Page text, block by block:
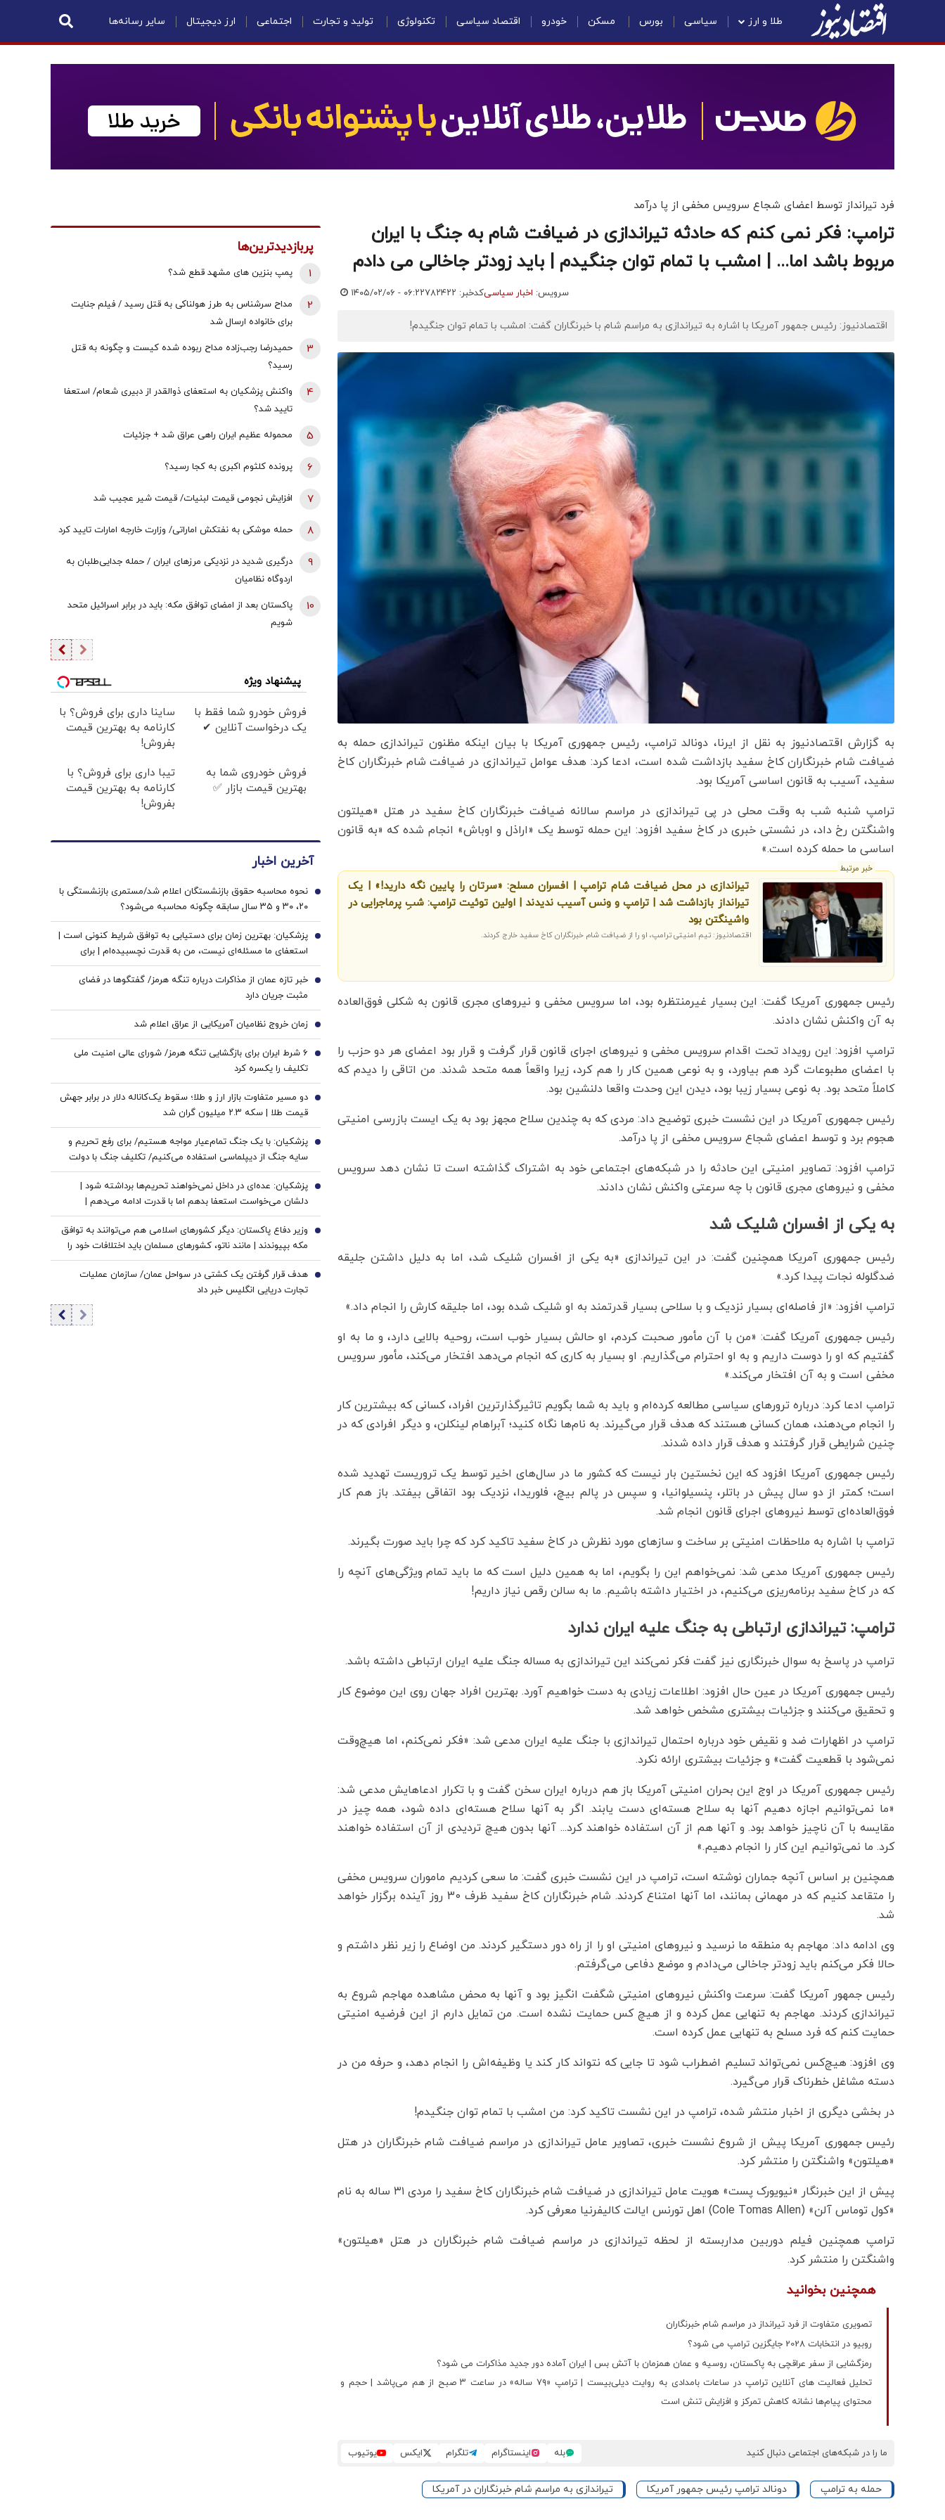
طلا و ارز سیاسی بورس مسکن خودرو اقتصاد سیاسی تکنولوژی تولید و تجارت اجتماعی ارز دیجیتال سایر رسانه‌ها
فرد تیرانداز توسط اعضای شجاع سرویس مخفی از پا درآمد
ترامپ: فکر نمی کنم که حادثه تیراندازی در ضیافت شام به جنگ با ایران
مربوط باشد اما... | امشب با تمام توان جنگیدم | باید زودتر جاخالی می‌ دادم
سرویس: اخبار سیاسیکدخبر: ۷۸۲۴۲۲ ۱۴۰۵/۰۲/۰۶ - ۰۶:۲۲
اقتصادنیوز: رئیس جمهور آمریکا با اشاره به تیراندازی به مراسم شام با خبرنگاران گفت: امشب با تمام توان جنگیدم!
به گزارش اقتصادنیوز به نقل از ایرنا، دونالد ترامپ، رئیس جمهوری آمریکا با بیان اینکه مظنون تیراندازی حمله به
ضیافت شام خبرنگاران کاخ سفید بازداشت شده است، ادعا کرد: هدف عوامل تیراندازی در ضیافت شام خبرنگاران کاخ
سفید، آسیب به قانون اساسی آمریکا بود.
ترامپ شنبه شب به وقت محلی در پی تیراندازی در مراسم سالانه ضیافت خبرنگاران کاخ سفید در هتل «هیلتون
واشنگتن رخ داد، در نشستی خبری در کاخ سفید افزود: این حمله توسط یک «اراذل و اوباش» انجام شده که «به قانون
اساسی ما حمله کرده است.»
خبر مرتبط
تیراندازی در محل ضیافت شام ترامپ | افسران مسلح: «سرتان را پایین نگه دارید!» | یک
تیرانداز بازداشت شد | ترامپ و ونس آسیب ندیدند | اولین توئیت ترامپ: شبِ پرماجرایی در
واشینگتن بود
اقتصادنیوز: تیم امنیتی ترامپ، او را از ضیافت شام خبرنگاران کاخ سفید خارج کردند.
رئیس جمهوری آمریکا گفت: این بسیار غیرمنتظره بود، اما سرویس مخفی و نیروهای مجری قانون به شکلی فوق‌العاده
به آن واکنش نشان دادند.
ترامپ افزود: این رویداد تحت اقدام سرویس مخفی و نیروهای اجرای قانون قرار گرفت و قرار بود اعضای هر دو حزب را
با اعضای مطبوعات گرد هم بیاورد، و به نوعی همین کار را هم کرد، زیرا واقعاً همه متحد شدند. من اتاقی را دیدم که
کاملاً متحد بود. به نوعی بسیار زیبا بود، دیدن این وحدت واقعا دلنشین بود.
رئیس جمهوری آمریکا در این نشست خبری توضیح داد: مردی که به چندین سلاح مجهز بود به یک ایست بازرسی امنیتی
هجوم برد و توسط اعضای شجاع سرویس مخفی از پا درآمد.
ترامپ افزود: تصاویر امنیتی این حادثه را در شبکه‌های اجتماعی خود به اشتراک گذاشته است تا نشان دهد سرویس
مخفی و نیروهای مجری قانون با چه سرعتی واکنش نشان دادند.
به یکی از افسران شلیک شد
رئیس جمهوری آمریکا همچنین گفت: در این تیراندازی «به یکی از افسران شلیک شد، اما به دلیل داشتن جلیقه
ضدگلوله نجات پیدا کرد.»
ترامپ افزود: «از فاصله‌ای بسیار نزدیک و با سلاحی بسیار قدرتمند به او شلیک شده بود، اما جلیقه کارش را انجام داد.»
رئیس جمهوری آمریکا گفت: «من با آن مأمور صحبت کردم، او حالش بسیار خوب است، روحیه بالایی دارد، و ما به او
گفتیم که او را دوست داریم و به او احترام می‌گذاریم. او بسیار به کاری که انجام می‌دهد افتخار می‌کند، مأمور سرویس
مخفی است و به آن افتخار می‌کند.»
ترامپ ادعا کرد: درباره ترورهای سیاسی مطالعه کرده‌ام و باید به شما بگویم تاثیرگذارترین افراد، کسانی که بیشترین کار
را انجام می‌دهند، همان‌ کسانی هستند که هدف قرار می‌گیرند. به نام‌ها نگاه کنید؛ آبراهام لینکلن، و دیگر افرادی که در
چنین شرایطی قرار گرفتند و هدف قرار داده شدند.
رئیس جمهوری آمریکا افزود که این نخستین بار نیست که کشور ما در سال‌های اخیر توسط یک تروریست تهدید شده
است؛ کمتر از دو سال پیش در باتلر، پنسیلوانیا، و سپس در پالم بیچ، فلوریدا، نزدیک بود اتفاقی بیفتد. باز هم کار
فوق‌العاده‌ای توسط نیروهای اجرای قانون انجام شد.
ترامپ با اشاره به ملاحظات امنیتی بر ساخت و سازهای مورد نظرش در کاخ سفید تاکید کرد که چرا باید صورت بگیرند.
رئیس جمهوری آمریکا مدعی شد: نمی‌خواهم این را بگویم، اما به همین دلیل است که ما باید تمام ویژگی‌های آنچه را
که در کاخ سفید برنامه‌ریزی می‌کنیم، در اختیار داشته باشیم. ما به سالن رقص نیاز داریم!
ترامپ: تیراندازی ارتباطی به جنگ علیه ایران ندارد
ترامپ در پاسخ به سوال خبرنگاری نیز گفت فکر نمی‌کند این تیراندازی به مساله جنگ علیه ایران ارتباطی داشته باشد.
رئیس جمهوری آمریکا در عین حال افزود: اطلاعات زیادی به دست خواهیم آورد. بهترین افراد جهان روی این موضوع کار
و تحقیق می‌کنند و جزئیات بیشتری مشخص خواهد شد.
ترامپ در اظهارات ضد و نقیض خود درباره احتمال تیراندازی با جنگ علیه ایران مدعی شد: «فکر نمی‌کنم، اما هیچ‌وقت
نمی‌شود با قطعیت گفت» و جزئیات بیشتری ارائه نکرد.
رئیس جمهوری آمریکا در اوج این بحران امنیتی آمریکا باز هم درباره ایران سخن گفت و با تکرار ادعاهایش مدعی شد:
«ما نمی‌توانیم اجازه دهیم آنها به سلاح هسته‌ای دست یابند. اگر به آنها سلاح هسته‌ای داده شود، همه چیز در
مقایسه با آن ناچیز خواهد بود. و آنها هم از آن استفاده خواهند کرد... آنها بدون هیچ تردیدی از آن استفاده خواهند
کرد. ما نمی‌توانیم این کار را انجام دهیم.»
همچنین بر اساس آنچه جماران نوشته است، ترامپ در این نشست خبری گفت: ما سعی کردیم ماموران سرویس مخفی
را متقاعد کنیم که در مهمانی بمانند، اما آنها امتناع کردند. شام خبرنگاران کاخ سفید ظرف 30 روز آینده برگزار خواهد
شد.
وی ادامه داد: مهاجم به منطقه ما نرسید و نیروهای امنیتی او را از راه دور دستگیر کردند. من اوضاع را زیر نظر داشتم و
حالا فکر می‌کنم باید زودتر جاخالی می‌دادم و موضع دفاعی می‌گرفتم.
رئیس جمهور آمریکا گفت: سرعت واکنش نیروهای امنیتی شگفت انگیز بود و آنها به محض مشاهده مهاجم شروع به
تیراندازی کردند. مهاجم به تنهایی عمل کرده و از هیچ کس حمایت نشده است. من تمایل دارم از این فرضیه امنیتی
حمایت کنم که فرد مسلح به تنهایی عمل کرده است.
وی افزود: هیچ‌کس نمی‌تواند تسلیم اضطراب شود تا جایی که نتواند کار کند یا وظیفه‌اش را انجام دهد، و حرفه من در
دسته مشاغل خطرناک قرار می‌گیرد.
در بخشی دیگری از اخبار منتشر شده، ترامپ در این نشست تاکید کرد: من امشب با تمام توان جنگیدم!
رئیس جمهوری آمریکا پیش از شروع نشست خبری، تصاویر عامل تیراندازی در مراسم ضیافت شام خبرنگاران در هتل
«هیلتون» واشنگتن را منتشر کرد.
پیش از این خبرنگار «نیویورک پست» هویت عامل تیراندازی در ضیافت شام خبرنگاران کاخ سفید را مردی ۳۱ ساله به نام
«کول توماس آلن» (Cole Tomas Allen) اهل تورنس ایالت کالیفرنیا معرفی کرد.
ترامپ همچنین فیلم دوربین مداربسته از لحظه تیراندازی در مراسم ضیافت شام خبرنگاران در هتل «هیلتون»
واشنگتن را منتشر کرد.
همچنین بخوانید
تصویری متفاوت از فرد تیرانداز در مراسم شام خبرنگاران
روبیو در انتخابات 2028 جایگزین ترامپ می شود؟
رمزگشایی از سفر عراقچی به پاکستان، روسیه و عمان همزمان با آتش بس | ایران آماده دور جدید مذاکرات می شود؟
تحلیل فعالیت های آنلاین ترامپ در ساعات بامدادی به روایت دیلی‌بیست | ترامپ «۷۹ ساله» در ساعت ۳ صبح از هم می‌پاشد | حجم و
محتوای پیام‌ها نشانه کاهش تمرکز و افزایش تنش است
ما را در شبکه‌های اجتماعی دنبال کنید بله اینستاگرام تلگرام ایکس یوتیوب
حمله به ترامپ دونالد ترامپ رئیس جمهور آمریکا تیراندازی به مراسم شام خبرنگاران در آمریکا
پربازدیدترین‌ها
پمپ بنزین های مشهد قطع شد؟ 1
مداح سرشناس به طرز هولناکی به قتل رسید / فیلم جنایت
برای خانواده ارسال شد
2
حمیدرضا رجب‌زاده مداح ربوده شده کیست و چگونه به قتل
رسید؟
3
واکنش پزشکیان به استعفای ذوالقدر از دبیری شعام/ استعفا
تایید شد؟
4
محموله عظیم ایران راهی عراق شد + جزئیات 5
پرونده کلثوم اکبری به کجا رسید؟ 6
افزایش نجومی قیمت لبنیات/ قیمت شیر عجیب شد 7
حمله موشکی به نفتکش اماراتی/ وزارت خارجه امارات تایید کرد 8
درگیری شدید در نزدیکی مرز‌های ایران / حمله جدایی‌طلبان به
اردوگاه نظامیان
9
پاکستان بعد از امضای توافق مکه: باید در برابر اسرائیل متحد
شویم
10
پیشنهاد ویژه
فروش خودرو شما فقط با
یک درخواست آنلاین ✔
ساینا داری برای فروش؟ با
کارنامه به بهترین قیمت
بفروش!
فروش خودروی شما به
بهترین قیمت بازار ✅
تیبا داری برای فروش؟ با
کارنامه به بهترین قیمت
بفروش!
آخرین اخبار
نحوه محاسبه حقوق بازنشستگان اعلام شد/مستمری بازنشستگی با
۲۰، ۳۰ و ۳۵ سال سابقه چگونه محاسبه می‌شود؟
1
پزشکیان‌: بهترین زمان برای دستیابی به توافق شرایط کنونی است |
استعفای ما مسئله‌ای نیست، من به قدرت نچسبیده‌ام | برای
همیشه که نمی‌توان جنگید | برنامه این بود که حتی به پاسگاه‌های
مرزی ما حمله شود
2
خبر تازه عمان از مذاکرات درباره تنگه هرمز/ گفتگوها در فضای
مثبت جریان دارد
3
زمان خروج نظامیان آمریکایی از عراق اعلام شد 4
۶ شرط ایران برای بازگشایی تنگه هرمز/ شورای عالی امنیت ملی
تکلیف را یکسره کرد
5
دو مسیر متفاوت بازار ارز و طلا؛ سقوط یک‌کاناله دلار در برابر جهش
قیمت طلا | سکه ۲.۳ میلیون گران شد
6
پزشکیان: با یک جنگ تمام‌عیار مواجه هستیم/ برای رفع تحریم و
سایه جنگ از دیپلماسی استفاده می‌کنیم/ تکلیف جنگ با دولت
نیست
7
پزشکیان: عده‌ای در داخل نمی‌خواهند تحریم‌ها برداشته شود |
دلشان می‌خواست استعفا بدهم اما با قدرت ادامه می‌دهم |
قالیباف بهترین همکاری را با دولت دارد
8
وزیر دفاع پاکستان: دیگر کشورهای اسلامی هم می‌توانند به توافق
مکه بپیوندند | مانند ناتو، کشورهای مسلمان باید اختلافات خود را
کنار بگذارند
9
هدف قرار گرفتن یک کشتی در سواحل عمان/ سازمان عملیات
تجارت دریایی انگلیس خبر داد
10